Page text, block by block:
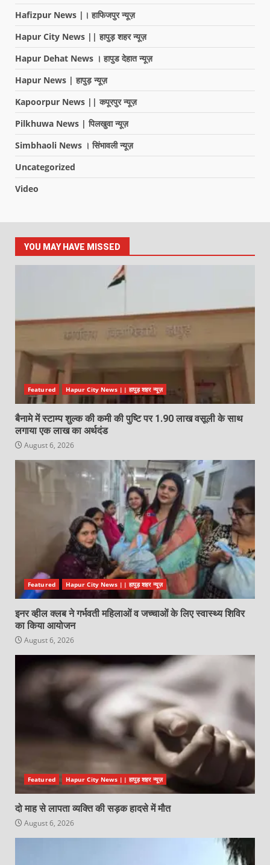
Hafizpur News |। हाफिजपुर न्यूज़
Hapur City News || हापुड़ शहर न्यूज़
Hapur Dehat News । हापुड देहात न्यूज़
Hapur News | हापुड़ न्यूज़
Kapoorpur News || कपूरपुर न्यूज़
Pilkhuwa News | पिलखुवा न्यूज़
Simbhaoli News । सिंभावली न्यूज़
Uncategorized
Video
YOU MAY HAVE MISSED
Featured Hapur City News || हापुड़ शहर न्यूज़
बैनामे में स्टाम्प शुल्क की कमी की पुष्टि पर 1.90 लाख वसूली के साथ
लगाया एक लाख का अर्थदंड
August 6, 2026
Featured Hapur City News || हापुड़ शहर न्यूज़
इनर व्हील क्लब ने गर्भवती महिलाओं व जच्चाओं के लिए स्वास्थ्य शिविर
का किया आयोजन
August 6, 2026
Featured Hapur City News || हापुड़ शहर न्यूज़
दो माह से लापता व्यक्ति की सड़क हादसे में मौत
August 6, 2026